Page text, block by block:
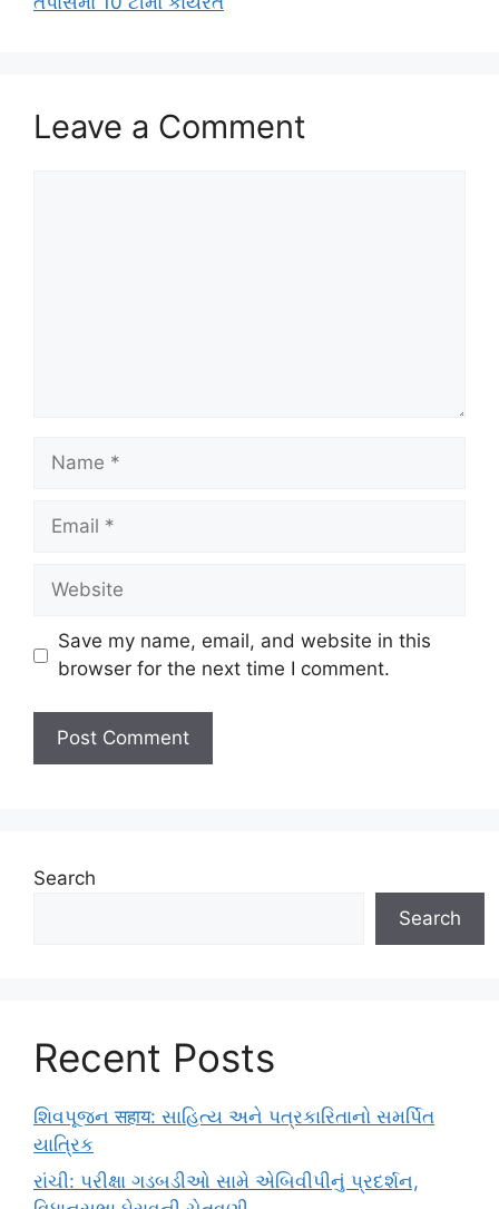
Leave a Comment
Name
Email
Website
Save my name, email, and website in this
browser for the next time I comment.
Search
Search
Recent Posts
શિવપૂજન सहाय: સાહિત્ય અને પત્રકારિતાનો સમર્પિત
યાત્રિક
રાંચી: પરીક્ષા ગડબડીઓ સામે એબિવીપીનું પ્રદર્શન,